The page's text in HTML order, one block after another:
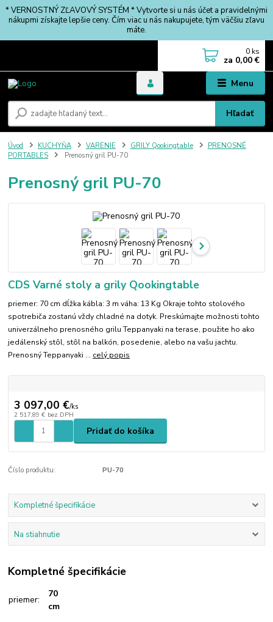
* VERNOSTNÝ ZĽAVOVÝ SYSTÉM * Vytvorte si u nás účet a pravidelnými
nákupmi získajte lepšie ceny. Čím viac u nás nakupujete, tým väčšiu zľavu
máte.
Menu
Hľadať
0 ks
za 0,00 €
Úvod KUCHYŇA VARENIE GRILY Qookingtable
PRENOSNÉ
PORTABLES
Prenosný gril PU-70
Prenosný gril PU-70
CDS Varné stoly a grily Qookingtable
priemer: 70 cm dĺžka kábla: 3 m váha: 13 Kg Okraje tohto stolového
spotrebiča zostanú vždy chladné na dotyk. Preskúmajte možnosti tohto
univerzálneho prenosného grilu Teppanyaki na terase, použite ho ako
jedálenský stôl, stôl na balkón, posedenie, alebo na vašu jachtu.
Prenosný Teppanyaki ... celý popis
3 097,00 €/ks
2 517,89 € bez DPH
Pridať do košíka
Číslo produktu: PU-70
Kompletné špecifikácie
Na stiahnutie
Kompletné špecifikácie
priemer:
70
cm